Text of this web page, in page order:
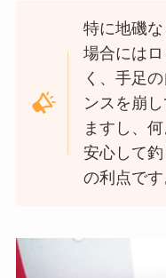
特に地磯
場合には
く、手足
ンスを崩
ますし、
安心して
の利点です